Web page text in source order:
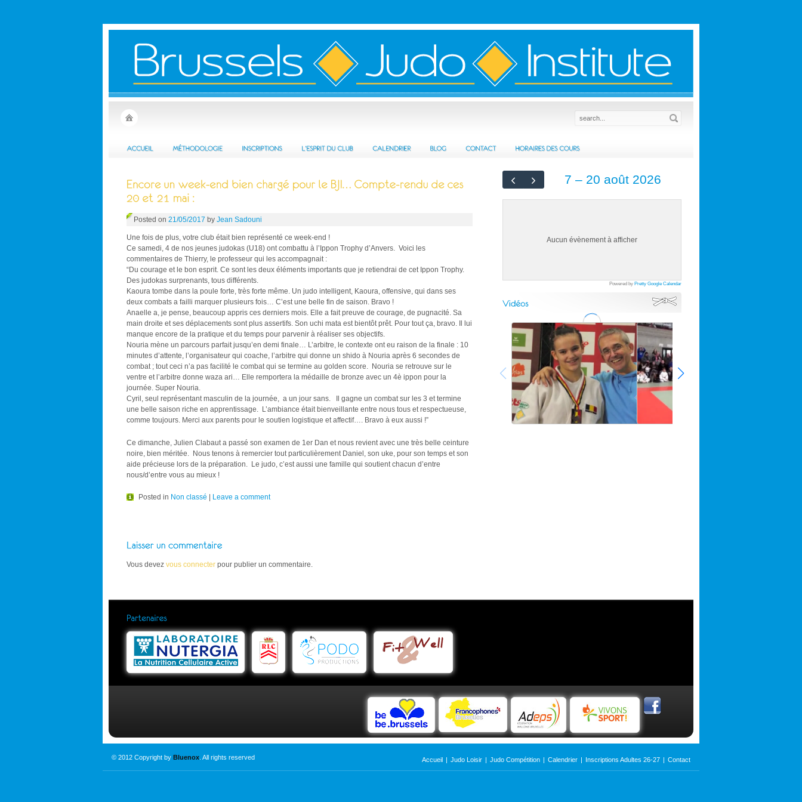
Posted on 21/05/2017 by Jean Sadouni
Une fois de plus, votre club était bien représenté ce week-end !
Ce samedi, 4 de nos jeunes judokas (U18) ont combattu à l’Ippon Trophy d’Anvers. Voici les
commentaires de Thierry, le professeur qui les accompagnait :
“Du courage et le bon esprit. Ce sont les deux éléments importants que je retiendrai de cet Ippon Trophy.
Des judokas surprenants, tous différents.
Kaoura tombe dans la poule forte, très forte même. Un judo intelligent, Kaoura, offensive, qui dans ses
deux combats a failli marquer plusieurs fois… C’est une belle fin de saison. Bravo !
Anaelle a, je pense, beaucoup appris ces derniers mois. Elle a fait preuve de courage, de pugnacité. Sa
main droite et ses déplacements sont plus assertifs. Son uchi mata est bientôt prêt. Pour tout ça, bravo. Il lui
manque encore de la pratique et du temps pour parvenir à réaliser ses objectifs.
Nouria mène un parcours parfait jusqu’en demi finale… L’arbitre, le contexte ont eu raison de la finale : 10
minutes d’attente, l’organisateur qui coache, l’arbitre qui donne un shido à Nouria après 6 secondes de
combat ; tout ceci n’a pas facilité le combat qui se termine au golden score. Nouria se retrouve sur le
ventre et l’arbitre donne waza ari… Elle remportera la médaille de bronze avec un 4è ippon pour la
journée. Super Nouria.
Cyril, seul représentant masculin de la journée, a un jour sans. Il gagne un combat sur les 3 et termine
une belle saison riche en apprentissage. L’ambiance était bienveillante entre nous tous et respectueuse,
comme toujours. Merci aux parents pour le soutien logistique et affectif…. Bravo à eux aussi !”
Ce dimanche, Julien Clabaut a passé son examen de 1er Dan et nous revient avec une très belle ceinture
noire, bien méritée. Nous tenons à remercier tout particulièrement Daniel, son uke, pour son temps et son
aide précieuse lors de la préparation. Le judo, c’est aussi une famille qui soutient chacun d’entre
nous/d’entre vous au mieux !
Posted in Non classé Leave a comment
Vous devez vous connecter pour publier un commentaire.
7 – 20 août 2026
Aucun évènement à afficher
Powered by Pretty Google Calendar
© 2012 Copyright by Bluenox . All rights reserved Accueil Judo Loisir Judo Compétition Calendrier Inscriptions Adultes 26-27 Contact